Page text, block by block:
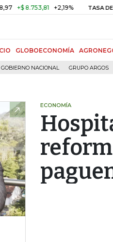
+2,19% TASA DE USURA
GLOBOECONOMÍA
GOBIERNO NACIONAL GRUPO ARGOS
ECONOMÍA